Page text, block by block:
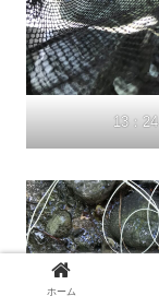
13：24
ホーム